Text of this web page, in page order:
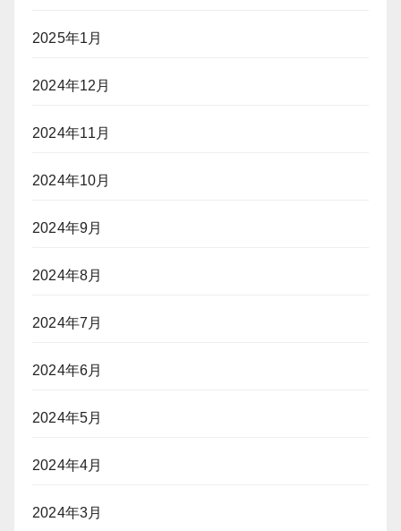
2025年1月
2024年12月
2024年11月
2024年10月
2024年9月
2024年8月
2024年7月
2024年6月
2024年5月
2024年4月
2024年3月